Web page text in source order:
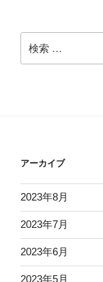
索:
アーカイブ
2023年8月
2023年7月
2023年6月
2023年5月